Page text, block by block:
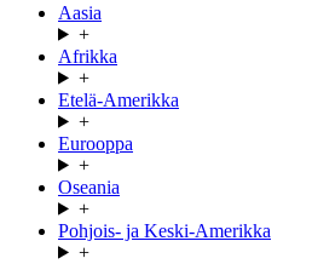
Aasia
+
Afrikka
+
Etelä-Amerikka
+
Eurooppa
+
Oseania
+
Pohjois- ja Keski-Amerikka
+